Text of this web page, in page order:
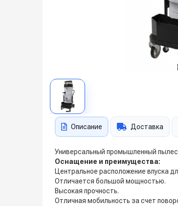
Описание Доставка
Универсальный промышленный
Оснащение и преимущества:
Центральное расположение впуска
Отличается большой мощностью.
Высокая прочность.
Отличная мобильность за счет